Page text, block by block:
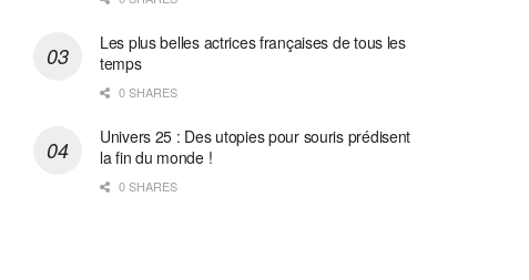
Les plus belles actrices françaises de tous les
temps
0 SHARES
Univers 25 : Des utopies pour souris prédisent
la fin du monde !
0 SHARES